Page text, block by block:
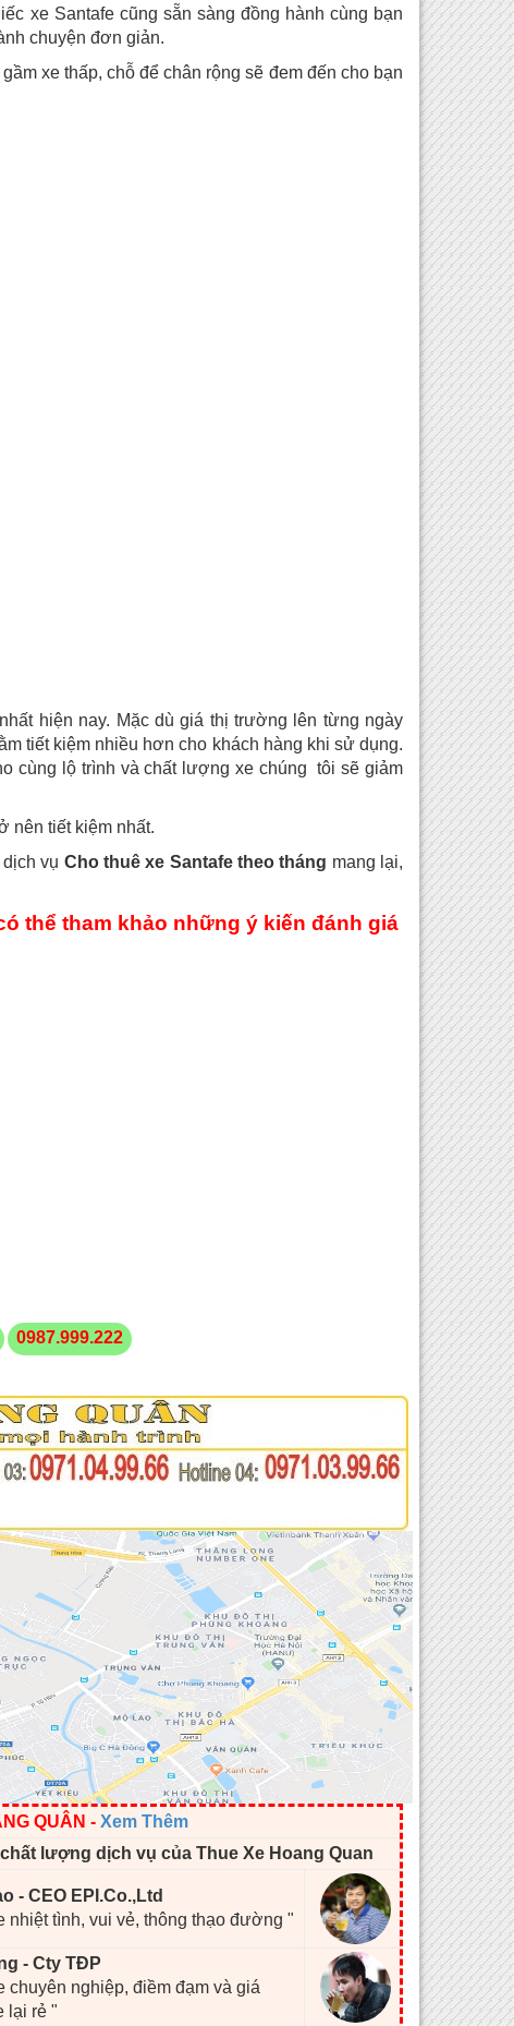
xe Santafe cũng sẵn sàng đồng hành cùng bạn
chuyện đơn giản.
xe thấp, chỗ để chân rộng sẽ đem đến cho bạn
hiện nay. Mặc dù giá thị trường lên từng ngày
tiết kiệm nhiều hơn cho khách hàng khi sử dụng.
cùng lộ trình và chất lượng xe chúng tôi sẽ giảm
nên tiết kiệm nhất.
vụ Cho thuê xe Santafe theo tháng mang lại,
thể tham khảo những ý kiến đánh giá
0987.999.222
QUÂN - Xem Thêm
lượng dịch vụ của Thue Xe Hoang Quan
- CEO EPI.Co.,Ltd
nhiệt tình, vui vẻ, thông thạo đường "
- Cty TĐP
chuyên nghiệp, điềm đạm và giá
lại rẻ "